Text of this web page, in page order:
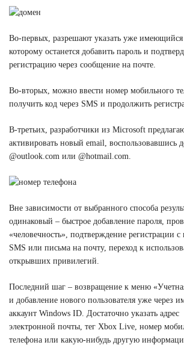
Во-первых, разрешают указать уже
которому останется добавить пароль и
регистрацию через сообщение на почте.
Во-вторых, можно ввести номер мобильного
получить код через SMS и продолжить
В-третьих, разработчики из Microsoft
активировать новый email, воспользовавшись
@outlook.com или @hotmail.com.
Вне зависимости от выбранного способа
одинаковый – быстрое добавление пароля,
«человечность», подтверждение регистрации
SMS или письма на почту, переход к
открывших привилегий.
Последний шаг – возвращение к меню
и добавление нового пользователя уже через
аккаунт Windows ID. Достаточно указать адрес
электронной почты, тег Xbox Live, номер
телефона или какую-нибудь другую